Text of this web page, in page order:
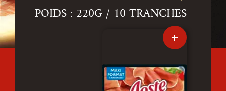
POIDS : 220G / 10 TRANCHES